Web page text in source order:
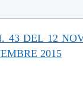
43 DEL 12
2015